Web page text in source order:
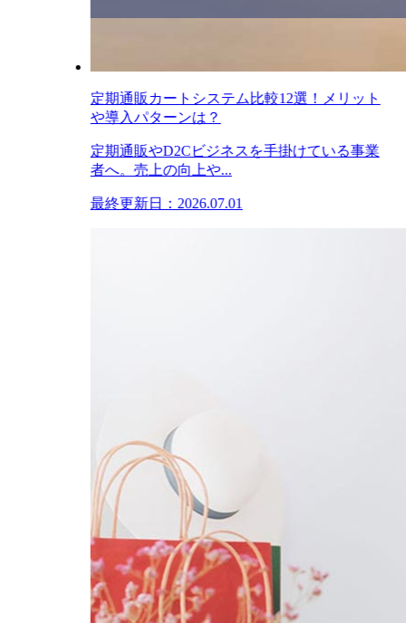
定期通販カートシステム比較12選！メリット
や導入パターンは？
定期通販やD2Cビジネスを手掛けている事業
者へ。売上の向上や...
最終更新日：2026.07.01